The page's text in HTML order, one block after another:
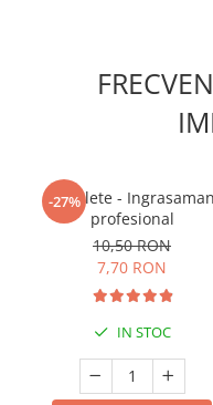
-27%
5 Tablete -
profesional
10,50 RON
7,70 RON
IN STOC